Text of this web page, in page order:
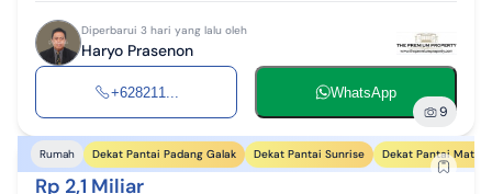
Diperbarui 3 hari yang lalu oleh
Haryo Prasenon
+628211... WhatsApp
9
Rumah Dekat Pantai Padang Galak Dekat Pantai Sunrise Dekat Pantai
Rp 2,1 Miliar